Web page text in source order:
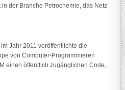
in der Branche Petrochemie, das Netz
Jahr 2011 veröffentlichte die
von Computer-Programmieren
einen öffentlich zugänglichen Code,